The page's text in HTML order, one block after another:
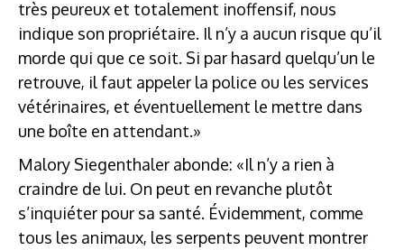
très peureux et totalement inoffensif, nous
indique son propriétaire. Il n’y a aucun risque qu’il
morde qui que ce soit. Si par hasard quelqu’un le
retrouve, il faut appeler la police ou les services
vétérinaires, et éventuellement le mettre dans
une boîte en attendant.»
Malory Siegenthaler abonde: «Il n’y a rien à
craindre de lui. On peut en revanche plutôt
s’inquiéter pour sa santé. Évidemment, comme
tous les animaux, les serpents peuvent montrer